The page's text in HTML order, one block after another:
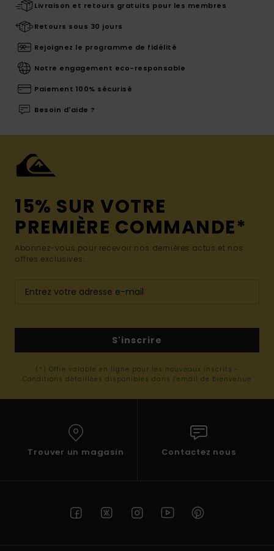
Livraison et retours gratuits pour les membres
Retours sous 30 jours
Rejoignez le programme de fidélité
Notre engagement eco-responsable
Paiement 100% sécurisé
Besoin d'aide ?
15% SUR VOTRE
PREMIÈRE COMMANDE*
Abonnez-vous pour recevoir nos dernières actus et nos
offres exclusives.
S'inscrire
(*) Offre valable en ligne pour les nouveaux inscrits -
Conditions détaillées disponibles dans l'email de bienvenue
Trouver un magasin Contactez nous